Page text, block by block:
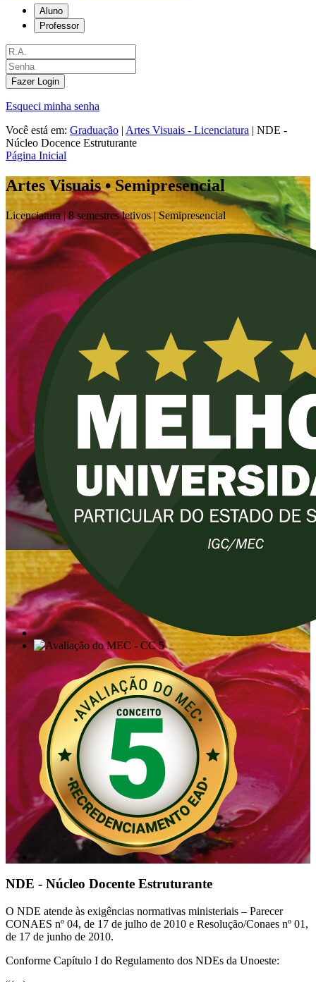
Aluno
Professor
Fazer Login
Esqueci minha senha
Você está em: Graduação | Artes Visuais - Licenciatura | NDE -
Núcleo Docence Estruturante
Página Inicial
Artes Visuais • Semipresencial
Licenciatura |8 semestres letivos |Semipresencial
NDE - Núcleo Docente Estruturante
O NDE atende às exigências normativas ministeriais – Parecer
CONAES nº 04, de 17 de julho de 2010 e Resolução/Conaes nº 01,
de 17 de junho de 2010.
Conforme Capítulo I do Regulamento dos NDEs da Unoeste: